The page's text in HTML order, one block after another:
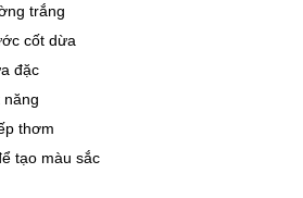
trắng
cốt dừa
đặc
năng
thơm
tạo màu sắc